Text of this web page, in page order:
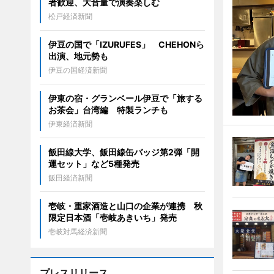
者歓迎、大音量で演奏楽しむ
松戸経済新聞
伊豆の国で「IZURUFES」 CHEHONら
出演、地元勢も
伊豆の国経済新聞
伊東の宿・グランベール伊豆で「旅する
お茶会」台湾編 特製ランチも
伊東経済新聞
飯田線大学、飯田線缶バッジ第2弾「開
運セット」など5種発売
飯田経済新聞
壱岐・重家酒造と山口の企業が連携 秋
限定日本酒「壱岐あきいち」発売
壱岐対馬経済新聞